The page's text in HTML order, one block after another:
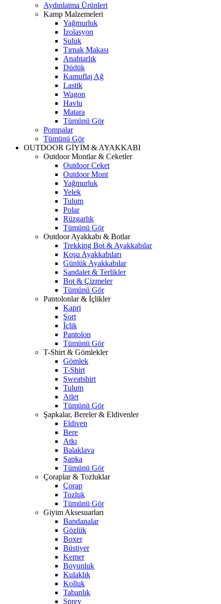
Aydınlatma Ürünleri
Kamp Malzemeleri
Yağmurluk
İzolasyon
Suluk
Tırnak Makası
Anahtarlık
Düdük
Kamuflaj Ağ
Lastik
Wagon
Havlu
Matara
Tümünü Gör
Pompalar
Tümünü Gör
OUTDOOR GİYİM & AYAKKABI
Outdoor Montlar & Ceketler
Outdoor Ceket
Outdoor Mont
Yağmurluk
Yelek
Tulum
Polar
Rüzgarlık
Tümünü Gör
Outdoor Ayakkabı & Botlar
Trekking Bot & Ayakkabılar
Koşu Ayakkabıları
Günlük Ayakkabılar
Sandalet & Terlikler
Bot & Çizmeler
Tümünü Gör
Pantolonlar & İçlikler
Kapri
Şort
İçlik
Pantolon
Tümünü Gör
T-Shirt & Gömlekler
Gömlek
T-Shirt
Sweatshirt
Tulum
Atlet
Tümünü Gör
Şapkalar, Bereler & Eldivenler
Eldiven
Bere
Atkı
Balaklava
Şapka
Tümünü Gör
Çoraplar & Tozluklar
Çorap
Tozluk
Tümünü Gör
Giyim Aksesuarları
Bandanalar
Gözlük
Boxer
Büstiyer
Kemer
Boyunluk
Kulaklık
Kolluk
Tabanlık
Sprey